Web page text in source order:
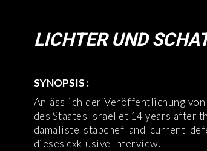
LICHTER UND
SYNOPSIS :
Anlässlich der Veröffentlichung von
des Staates Israel et 14 years after
damaliste stabchef and current
dieses exklusive Interview.